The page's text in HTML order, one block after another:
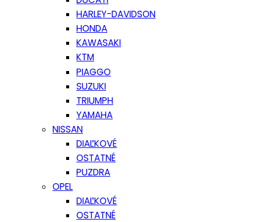
HARLEY-DAVIDSON
HONDA
KAWASAKI
KTM
PIAGGO
SUZUKI
TRIUMPH
YAMAHA
NISSAN
DIAĽKOVÉ
OSTATNÉ
PUZDRA
OPEL
DIAĽKOVÉ
OSTATNÉ